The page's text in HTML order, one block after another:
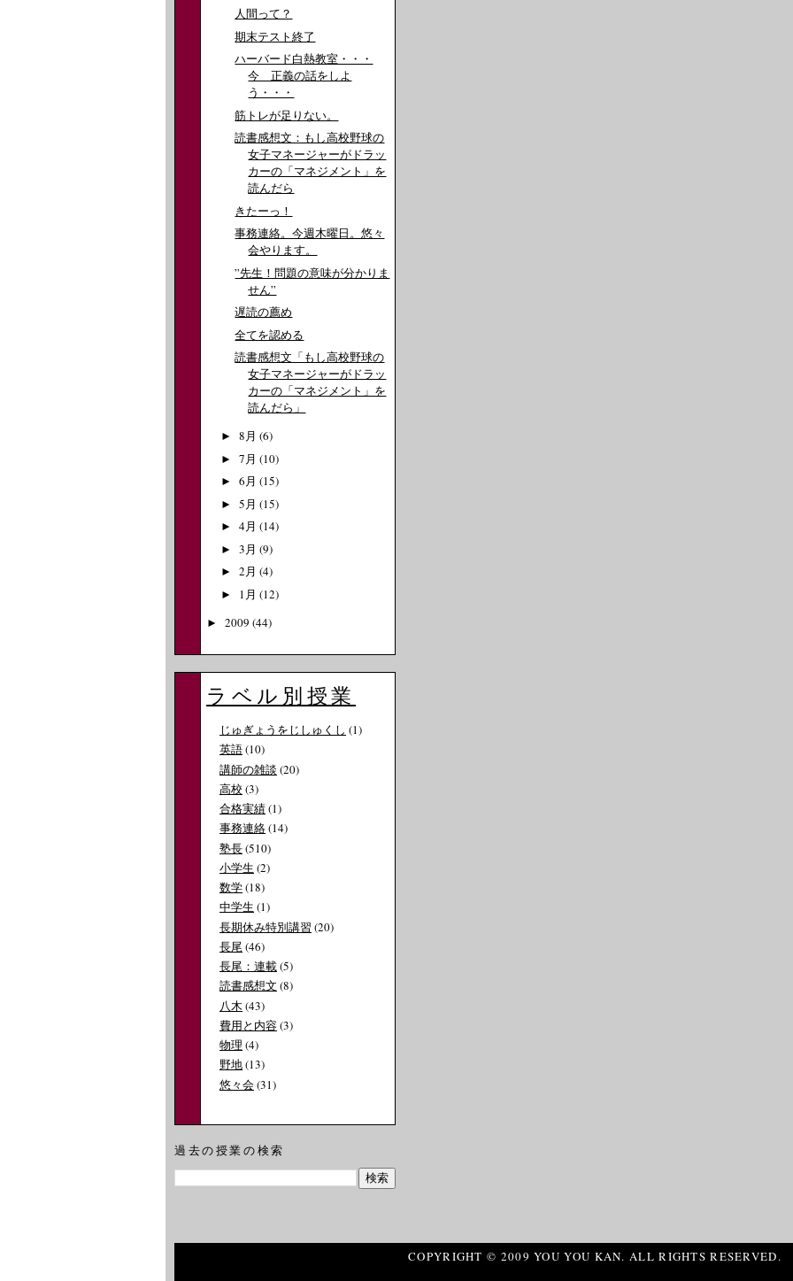
人間って？
期末テスト終了
ハーバード白熱教室・・・
今 正義の話をしよ
う・・・
筋トレが足りない。
読書感想文：もし高校野球の
女子マネージャーがドラッ
カーの「マネジメント」を
読んだら
きたーっ！
事務連絡。今週木曜日。悠々
会やります。
”先生！問題の意味が分かりま
せん”
遅読の薦め
全てを認める
読書感想文「もし高校野球の
女子マネージャーがドラッ
カーの「マネジメント」を
読んだら」
► 8月 (6)
► 7月 (10)
► 6月 (15)
► 5月 (15)
► 4月 (14)
► 3月 (9)
► 2月 (4)
► 1月 (12)
► 2009 (44)
ラベル別授業
じゅぎょうをじしゅくし (1)
英語(10)
講師の雑談 (20)
高校 (3)
合格実績(1)
事務連絡(14)
塾長(510)
小学生 (2)
数学(18)
中学生 (1)
長期休み特別講習 (20)
長尾(46)
長尾：連載(5)
読書感想文 (8)
八木 (43)
費用と内容(3)
物理 (4)
野地(13)
悠々会(31)
過去の授業の検索
COPYRIGHT © 2009 YOU YOU KAN. ALL RIGHTS RESERVED.